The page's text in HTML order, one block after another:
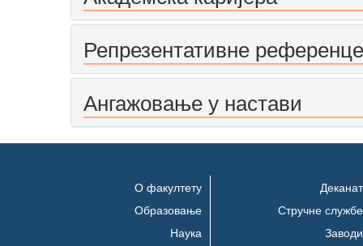
Репрезентативне референце
Ангажовање у настави
О факултету
Образовање
Наука
Деканат
Стручне службе
Заводи